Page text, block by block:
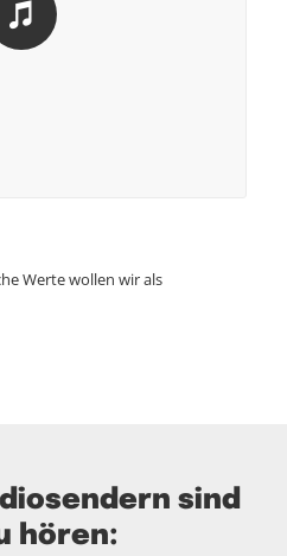
Werte wollen wir als
sind
hören: